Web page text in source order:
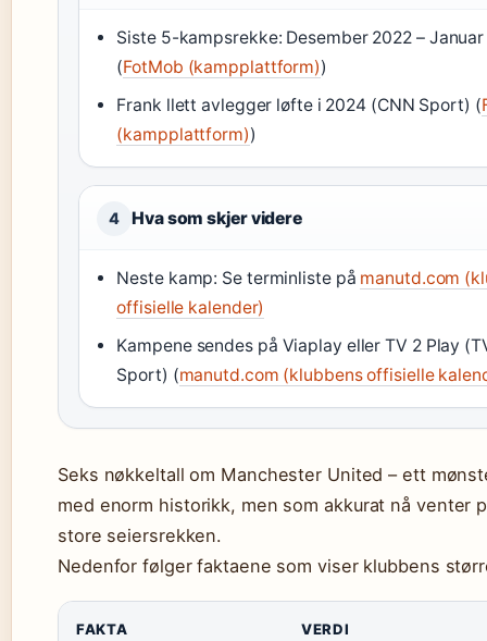
Siste 5-kampsrekke: Desember 2022 –
(FotMob (kampplattform))
Frank llett avlegger løfte i 2024 (CNN Sport) (
(kampplattform))
4 Hva som skjer videre
Neste kamp: Se terminliste på manutd.com
offisielle kalender)
Kampene sendes på Viaplay eller TV 2 Play
Sport) (manutd.com (klubbens offisielle
Seks nøkkeltall om Manchester United – ett
med enorm historikk, men som akkurat nå venter
store seiersrekken.
Nedenfor følger faktaene som viser klubbens
FAKTA VERDI